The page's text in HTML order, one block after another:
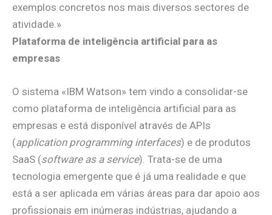
exemplos concretos nos mais diversos sectores de
atividade.»
Plataforma de inteligência artificial para as
empresas
O sistema «IBM Watson» tem vindo a consolidar-se
como plataforma de inteligência artificial para as
empresas e está disponível através de APIs
(application programming interfaces) e de produtos
SaaS (software as a service). Trata-se de uma
tecnologia emergente que é já uma realidade e que
está a ser aplicada em várias áreas para dar apoio aos
profissionais em inúmeras indústrias, ajudando a